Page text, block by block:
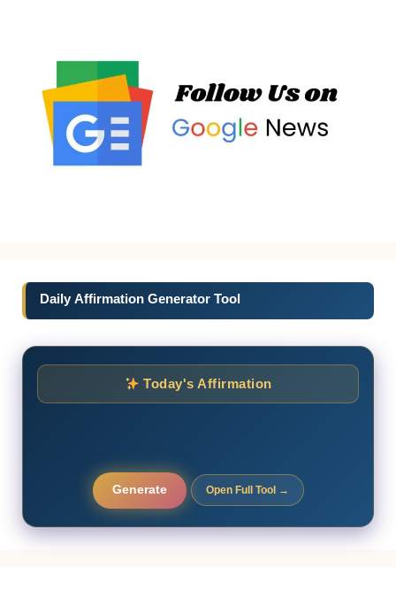
Daily Affirmation Generator Tool
Today's Affirmation
Generate Open Full Tool →